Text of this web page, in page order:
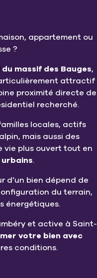
appartement ou
?
massif des Bauges,
attractif
proximité directe de
recherché.
locales, actifs
mais aussi des
vie plus ouvert tout en
.
d’un bien dépend de
du terrain,
énergétiques.
et active à Saint-
votre bien avec
conditions.